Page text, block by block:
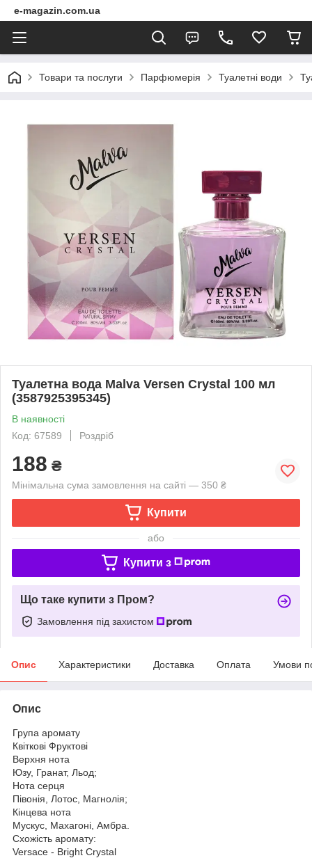
e-magazin.com.ua
Товари та послуги Парфюмерія Туалетні води
Туалетна вода Malva Versen Crystal 100 мл
(3587925395345)
В наявності
Код: 67589
Роздріб
188 ₴
Мінімальна сума замовлення на сайті — 350 ₴
Купити
або
Купити з
Що таке купити з Пром?
Замовлення під захистом
Опис Характеристики Доставка Оплата Умови
Опис
Група аромату
Квіткові Фруктові
Верхня нота
Юзу, Гранат, Льод;
Нота серця
Півонія, Лотос, Магнолія;
Кінцева нота
Мускус, Махагоні, Амбра.
Схожість аромату:
Versace - Bright Crystal